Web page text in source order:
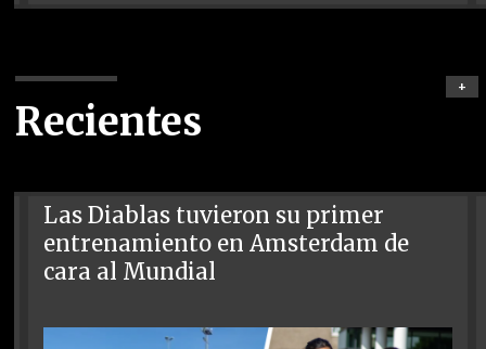
Recientes
+
Las Diablas tuvieron su primer
entrenamiento en Amsterdam de
cara al Mundial